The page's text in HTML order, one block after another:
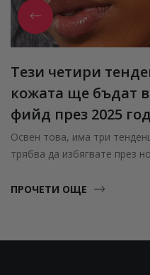
Тези четири
кожата ще бъдат
фийд през 2025
Освен това, има три
трябва да избягвате през
ПРОЧЕТИ ОЩЕ